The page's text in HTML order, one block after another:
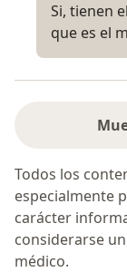
Si, tienen
que es el
Todos los
especialmente
carácter
considerarse
médico.